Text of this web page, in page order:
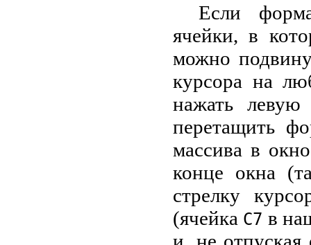
Если
ячейки, в
можно
курсора на
нажать
перетащить
массива в
конце окна
стрелку
(ячейка С7 в
и, не отпуская